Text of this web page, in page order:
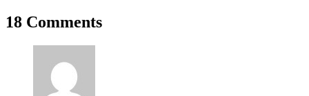
18 Comments